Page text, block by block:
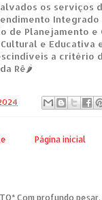
os serviços
Integrado
de Planejamento e
e Educativa
a critério
Rê🌶
Página inicial
Com profundo